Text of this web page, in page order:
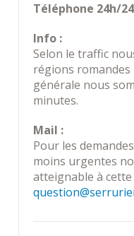
Téléphone 24h/
Info :
Selon le traffic
régions romandes
générale nous
minutes.
Mail :
Pour les
moins urgentes
atteignable à cette